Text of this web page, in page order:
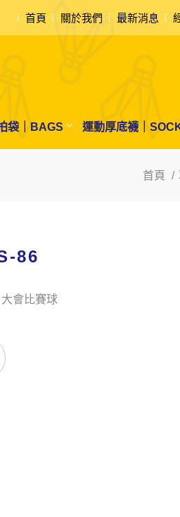
首頁 關於我們 最新消息
袋｜BAGS 運動厚底襪｜
首頁
86
會比賽球